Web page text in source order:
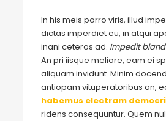
In his meis porro viris, illud
dictas imperdiet eu, in atqui
inani ceteros ad. Impedit
An pri iisque meliore, eam ei
aliquam invidunt. Minim
antiopam vituperatoribus an,
habemus electram
ridens consequuntur. Quem